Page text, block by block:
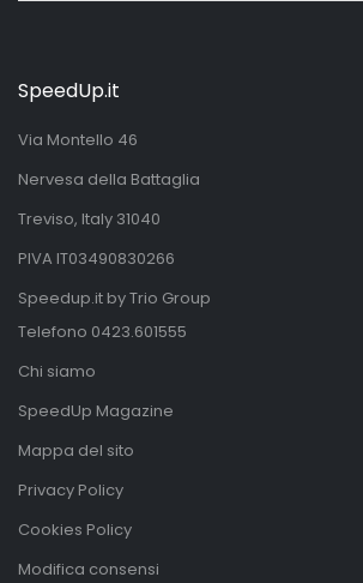
SpeedUp.it
Via Montello 46
Nervesa della Battaglia
Treviso, Italy 31040
PIVA IT03490830266
Speedup.it by Trio Group
Telefono 0423.601555
Chi siamo
SpeedUp Magazine
Mappa del sito
Privacy Policy
Cookies Policy
Modifica consensi